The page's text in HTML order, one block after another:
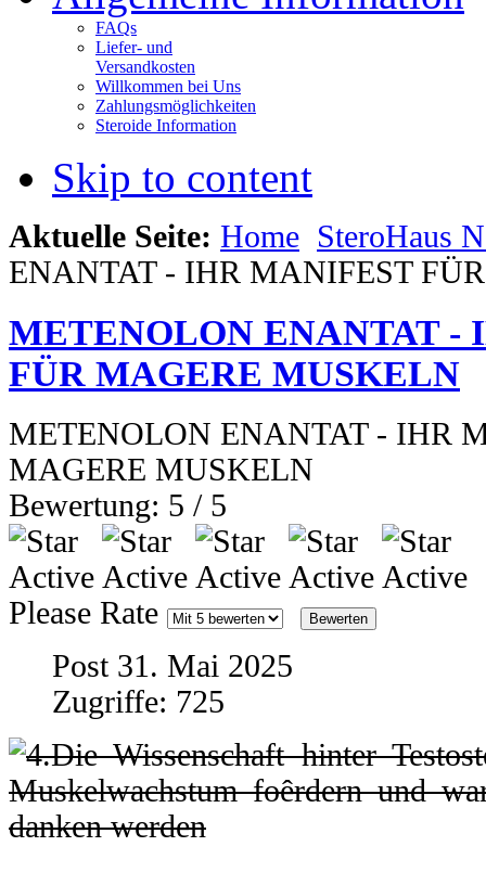
FAQs
Liefer- und
Versandkosten
Willkommen bei Uns
Zahlungsmöglichkeiten
Steroide Information
Skip to content
Aktuelle Seite: Home SteroHaus
ENANTAT - IHR MANIFEST
METENOLON ENANTAT -
FÜR MAGERE MUSKELN
METENOLON ENANTAT - IHR
MAGERE MUSKELN
Bewertung: 5 / 5
Please Rate
Post 31. Mai 2025
Zugriffe: 725